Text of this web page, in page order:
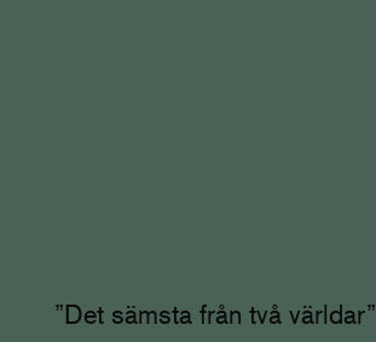
”Det sämsta från två världar”